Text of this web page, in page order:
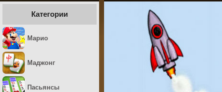
Категории
Марио
Маджонг
Пасьянсы